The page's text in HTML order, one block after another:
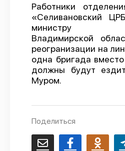
О
Политика
Работники
«Селивановский
министру
Владимирской
реогранизации на
одна бригада
должны будут
Муром.
Поделиться